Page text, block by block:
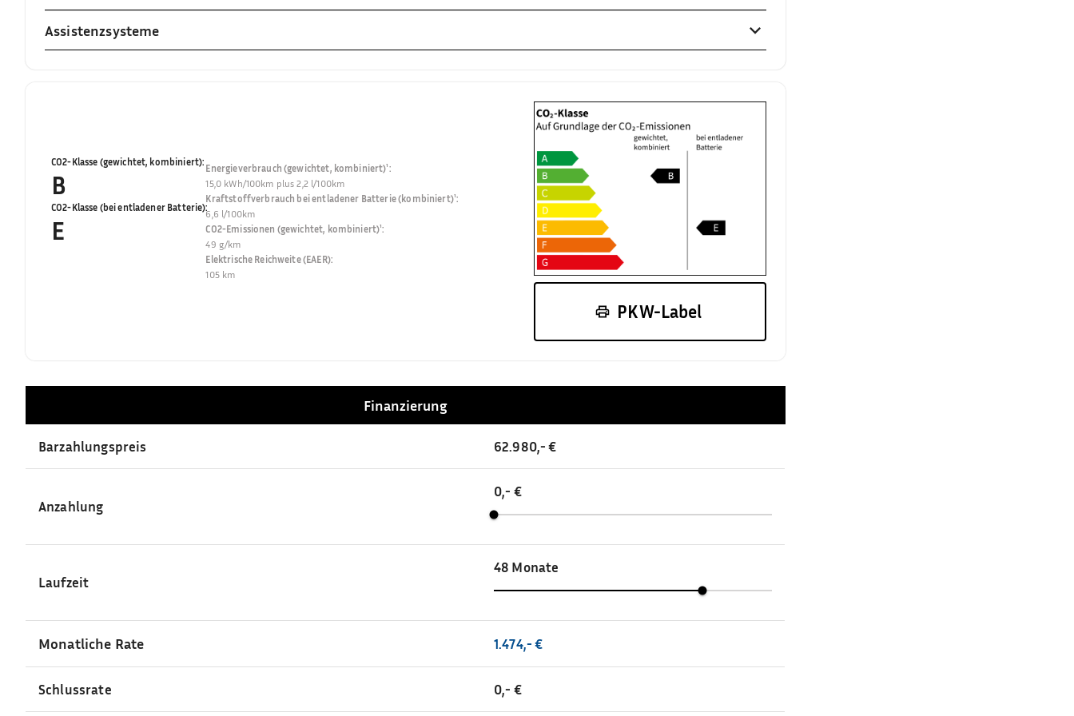
Assistenzsysteme
CO2-Klasse (gewichtet, kombiniert):
B
CO2-Klasse (bei entladener Batterie):
E
Energieverbrauch (gewichtet, kombiniert)¹:
15,0 kWh/100km plus 2,2 l/100km
Kraftstoffverbrauch bei entladener Batterie (kombiniert)¹:
6,6 l/100km
CO2-Emissionen (gewichtet, kombiniert)¹:
49 g/km
Elektrische Reichweite (EAER):
105 km
PKW-Label
Finanzierung
Barzahlungspreis 62.980,- €
Anzahlung
0,- €
Laufzeit
48 Monate
Monatliche Rate 1.474,- €
Schlussrate 0,- €